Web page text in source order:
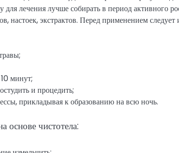
для лечения лучше собирать в период активного
настоек, экстрактов. Перед применением
минут;
и процедить;
прикладывая к образованию на всю ночь.
основе чистотела: